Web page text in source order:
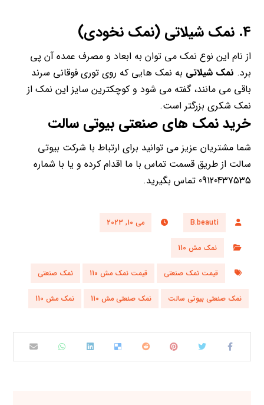
4. نمک شیلاتی (نمک نخودی)
از نام این نوع نمک می توان به ابعاد و مصرف عمده آن پی
برد. نمک شیلاتی به نمک هایی که روی توری فوقانی سرند
باقی می مانند، گفته می شود و کوچکترین سایز این نمک از
نمک شکری بزرگتر است.
خریدنمک های صنعتی بیوتی سالت
شما مشتریان عزیز می توانید برای ارتباط با شرکت بیوتی
سالت از طریق قسمت تماس با ما اقدام کرده و یا با شماره
09120437535 تماس بگیرید.
B.beauti می 10, 2023
نمک مش 110
قیمت نمک صنعتی قیمت نمک مش 110 نمک صنعتی
نمک صنعتی بیوتی سالت نمک صنعتی مش 110 نمک مش 110